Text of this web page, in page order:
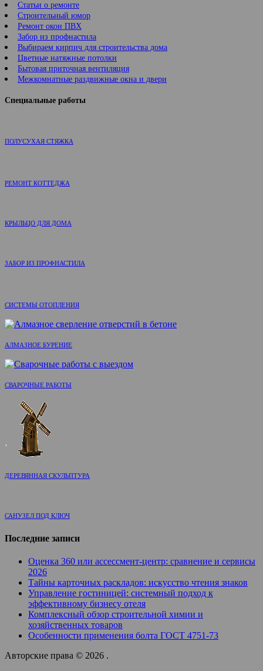
Статьи о ремонте
Строительный юмор
Ремонт окон ПВХ
Забор из профнастила
Выбираем кирпич для строительства дома
Цветные натяжные потолки
Бытовая приточная вентиляция
Межкомнатные раздвижные окна и двери
Специальные работы
ПОЛУСУХАЯ СТЯЖКА
РЕМОНТ КОТТЕДЖА
КРЫЛЬЦО ДЛЯ ДОМА
ЗАБОР ИЗ ПРОФНАСТИЛА
СИСТЕМЫ ОТОПЛЕНИЯ
АЛМАЗНОЕ БУРЕНИЕ
СВАРОЧНЫЕ РАБОТЫ
ДЕРЕВЯННАЯ СКУЛЬПТУРА
САНУЗЕЛ ПОД КЛЮЧ
Последние записи
Оценка 360 или ассессмент-центр: сравнение и сервисы
2026
Тайны карточных раскладов: искусство чтения знаков
Управление гостиницей: системный подход к
эффективному бизнесу отеля
Комплексный обзор строительной химии и
хозяйственных товаров
Особенности применения болта ГОСТ 4751-73
Авторские права © 2026 .